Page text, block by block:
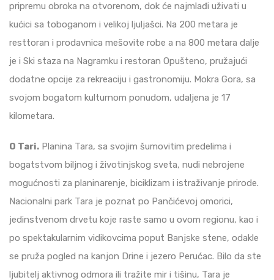
pripremu obroka na otvorenom, dok će najmlađi uživati u
kućici sa toboganom i velikoj ljuljašci. Na 200 metara je
resttoran i prodavnica mešovite robe a na 800 metara dalje
je i Ski staza na Nagramku i restoran Opušteno, pružajući
dodatne opcije za rekreaciju i gastronomiju. Mokra Gora, sa
svojom bogatom kulturnom ponudom, udaljena je 17
kilometara.
O Tari. Planina Tara, sa svojim šumovitim predelima i
bogatstvom biljnog i životinjskog sveta, nudi nebrojene
mogućnosti za planinarenje, biciklizam i istraživanje prirode.
Nacionalni park Tara je poznat po Pančićevoj omorici,
jedinstvenom drvetu koje raste samo u ovom regionu, kao i
po spektakularnim vidikovcima poput Banjske stene, odakle
se pruža pogled na kanjon Drine i jezero Perućac. Bilo da ste
ljubitelj aktivnog odmora ili tražite mir i tišinu, Tara je